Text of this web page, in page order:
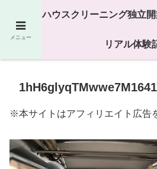
25年以上の現場経験をもとにハウ
※本サイトはアフィリエイト広告
メニュー
ハウスクリーニング独立
リアル体験